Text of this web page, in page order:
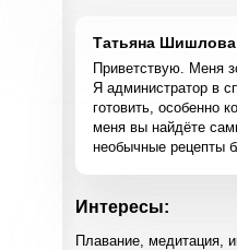
Татьяна Шишлова
Приветствую. Меня
Я администратор в
готовить, особенно
меня вы найдёте
необычные рецепты
Интересы:
Плавание, медитация,